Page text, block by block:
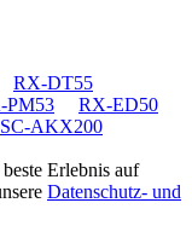
RX-DT55
PM53
RX-ED50
SC-AKX200
Erlebnis auf
Datenschutz- und